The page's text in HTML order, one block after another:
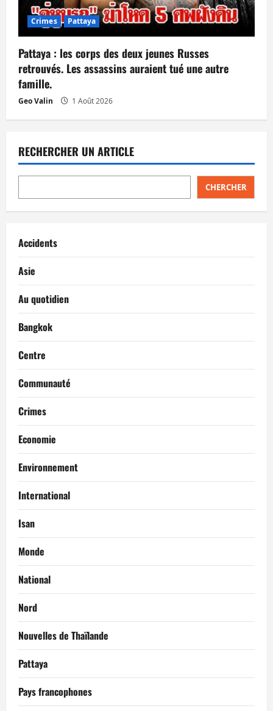
Crimes Pattaya
Pattaya : les corps des deux jeunes Russes
retrouvés. Les assassins auraient tué une autre
famille.
Geo Valin 1 Août 2026
RECHERCHER UN ARTICLE
CHERCHER
Accidents
Asie
Au quotidien
Bangkok
Centre
Communauté
Crimes
Economie
Environnement
International
Isan
Monde
National
Nord
Nouvelles de Thaïlande
Pattaya
Pays francophones